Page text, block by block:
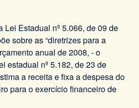
Lei Estadual nº 5.066, de 09 de
sobre as “diretrizes para a
anual de 2008, - o
estadual nº 5.182, de 23 de
a receita e fixa a despesa do
para o exercício financeiro de